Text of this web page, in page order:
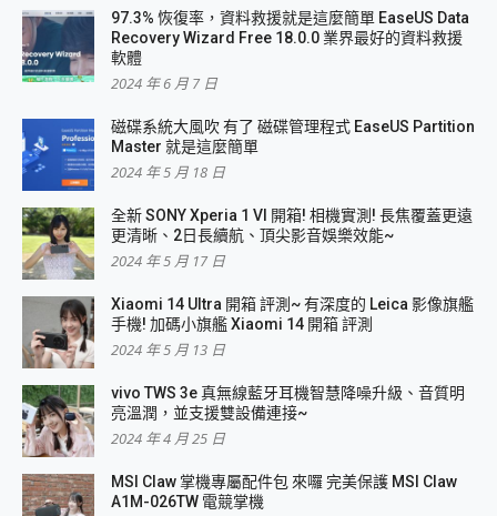
97.3% 恢復率，資料救援就是這麼簡單 EaseUS Data
Recovery Wizard Free 18.0.0 業界最好的資料救援
軟體
2024 年 6 月 7 日
磁碟系統大風吹 有了 磁碟管理程式 EaseUS Partition
Master 就是這麼簡單
2024 年 5 月 18 日
全新 SONY Xperia 1 VI 開箱! 相機實測! 長焦覆蓋更遠
更清晰、2日長續航、頂尖影音娛樂效能~
2024 年 5 月 17 日
Xiaomi 14 Ultra 開箱 評測~ 有深度的 Leica 影像旗艦
手機! 加碼小旗艦 Xiaomi 14 開箱 評測
2024 年 5 月 13 日
vivo TWS 3e 真無線藍牙耳機智慧降噪升級、音質明
亮溫潤，並支援雙設備連接~
2024 年 4 月 25 日
MSI Claw 掌機專屬配件包 來囉 完美保護 MSI Claw
A1M-026TW 電競掌機